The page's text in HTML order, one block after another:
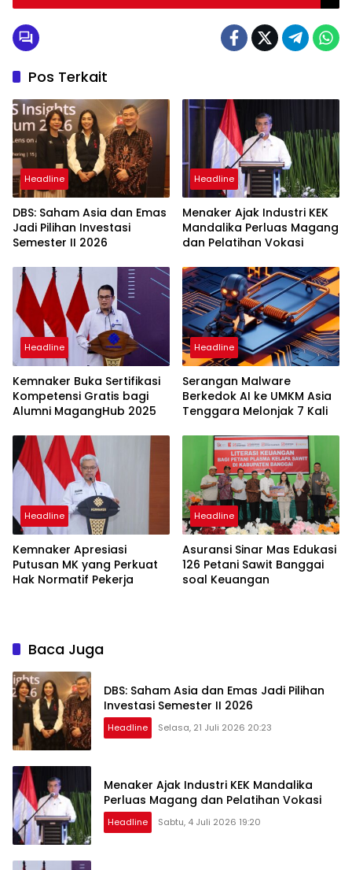
Transparan dan Berkelanjutan
Pos Terkait
Headline
DBS: Saham Asia dan Emas
Jadi Pilihan Investasi
Semester II 2026
Headline
Menaker Ajak Industri KEK
Mandalika Perluas Magang
dan Pelatihan Vokasi
Headline
Kemnaker Buka Sertifikasi
Kompetensi Gratis bagi
Alumni MagangHub 2025
Headline
Serangan Malware
Berkedok AI ke UMKM Asia
Tenggara Melonjak 7 Kali
Headline
Kemnaker Apresiasi
Putusan MK yang Perkuat
Hak Normatif Pekerja
Headline
Asuransi Sinar Mas Edukasi
126 Petani Sawit Banggai
soal Keuangan
Baca Juga
DBS: Saham Asia dan Emas Jadi Pilihan
Investasi Semester II 2026
Headline Selasa, 21 Juli 2026 20:23
Menaker Ajak Industri KEK Mandalika
Perluas Magang dan Pelatihan Vokasi
Headline Sabtu, 4 Juli 2026 19:20